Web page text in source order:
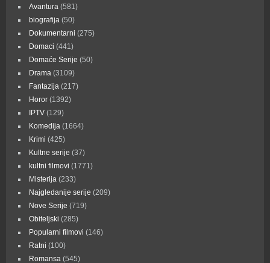
Avantura (581)
biografija (50)
Dokumentarni (275)
Domaci (441)
Domaće Serije (50)
Drama (3109)
Fantazija (217)
Horor (1392)
IPTV (129)
Komedija (1664)
Krimi (425)
Kultne serije (37)
kultni filmovi (1771)
Misterija (233)
Najgledanije serije (209)
Nove Serije (719)
Obiteljski (285)
Popularni filmovi (146)
Ratni (100)
Romansa (545)